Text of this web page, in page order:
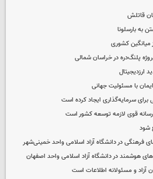
قاتلش
به بارسلونا
میانگین کشوری
ارزدیجیتال
با مسئولیت جهانی
سرمایه‌گذاری ایجاد کرده است
قوی لازمه توسعه کشور است
شود
فرهنگی در دانشگاه آزاد اسلامی واحد خمینی‌شهر
هوشمند در دانشگاه آزاد اسلامی واحد اصفهان
آزاد و مسئولانه اطلاعات است